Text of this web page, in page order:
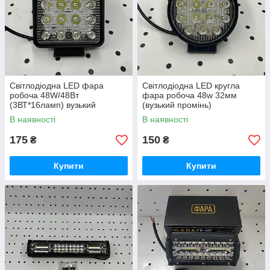
Світлодіодна LED фара
робоча 48W/48Вт
(3ВТ*16ламп) вузький
промінь (товщина корпусу
42м)
В наявності
175 ₴
Купити
Світлодіодна LED кругла
фара робоча 48w 32мм
(вузький промінь)
В наявності
150 ₴
Купити